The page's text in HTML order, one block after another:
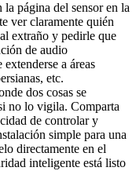
página del sensor en la
ver claramente quién
extraño y pedirle que
de audio
a áreas
etc.
dos cosas se
no lo vigila. Comparta
de controlar y
simple para una
directamente en el
inteligente está listo